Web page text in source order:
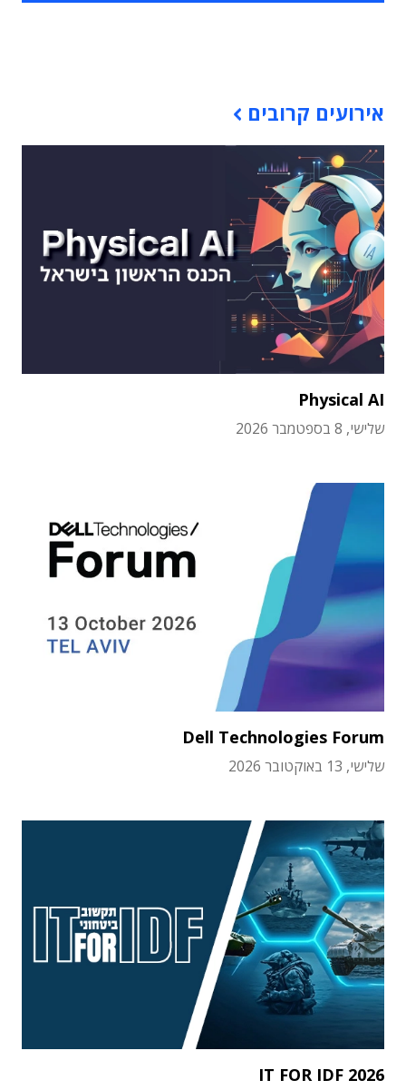
אירועים קרובים
Physical AI
שלישי, 8 בספטמבר 2026
Dell Technologies Forum
שלישי, 13 באוקטובר 2026
IT FOR IDF 2026